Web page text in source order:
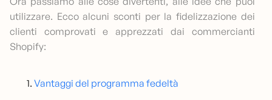
utilizzare. Ecco alcuni sconti per la fidelizzazione dei
clienti comprovati e apprezzati dai commercianti
Shopify:
Vantaggi del programma fedeltà